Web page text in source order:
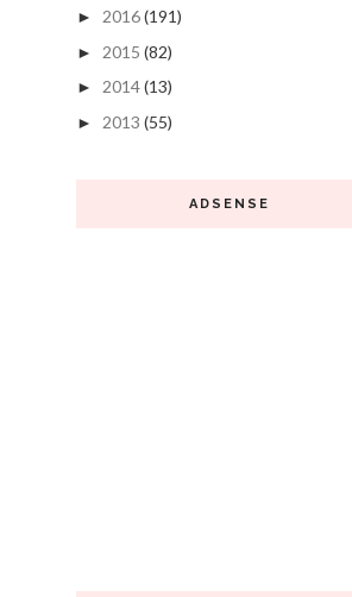
► 2016(191)
► 2015 (82)
► 2014(13)
► 2013 (55)
ADSENSE